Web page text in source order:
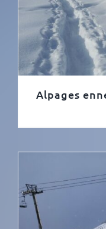
Alpages